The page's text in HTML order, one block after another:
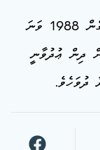
ނަސްރުގެ ދުވަހަކީ ދިވެހިންގެ ބަޔަކު ބައިވެރިވެގެން 1988 ވަނަ
އަށް ދިން ޢުދުވާނީ
ދުވަހެވެ.